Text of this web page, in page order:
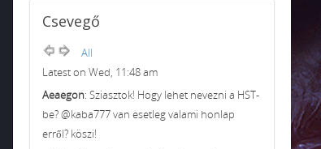
Csevegő
All
Latest on Wed, 11:48 am
Aeaegon: Sziasztok! Hogy lehet nevezni a HST-
be? @kaba777 van esetleg valami honlap
erről? köszi!